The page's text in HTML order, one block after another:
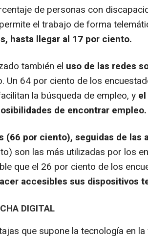
de personas con
el trabajo de forma
hasta llegar al 17 por ciento.
también el uso de las redes
Un 64 por ciento de los
la búsqueda de empleo, y
de encontrar empleo.
(66 por ciento), seguidas de las
son las más utilizadas por los
que el 26 por ciento de los
accesibles sus dispositivos
DIGITAL
que supone la tecnología en la